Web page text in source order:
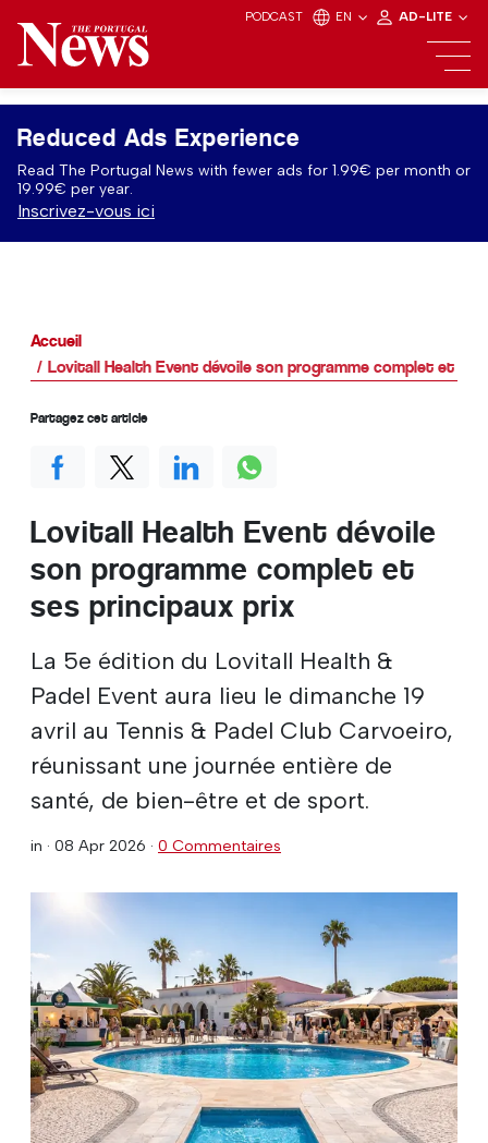
PODCAST EN AD-LITE
Reduced Ads Experience
Read The Portugal News with fewer ads for 1.99€ per month or
19.99€ per year.
Inscrivez-vous ici
Accueil
Lovitall Health Event dévoile son programme complet et
Lovitall Health Event dévoile
son programme complet et
ses principaux prix
La 5e édition du Lovitall Health &
Padel Event aura lieu le dimanche 19
avril au Tennis & Padel Club Carvoeiro,
réunissant une journée entière de
santé, de bien-être et de sport.
in · 08 Apr 2026 · 0 Commentaires
Partagez cet article